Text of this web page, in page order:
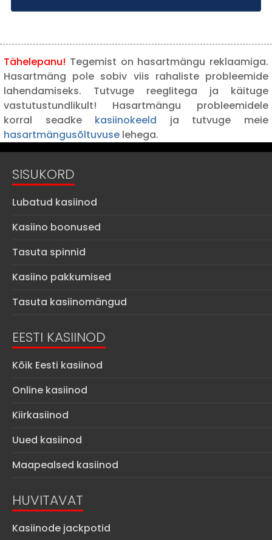
Tähelepanu! Tegemist on hasartmängu reklaamiga.
Hasartmäng pole sobiv viis rahaliste probleemide
lahendamiseks. Tutvuge reeglitega ja käituge
vastutustundlikult! Hasartmängu probleemidele
korral seadke kasiinokeeld ja tutvuge meie
hasartmängusõltuvuse lehega.
SISUKORD
Lubatud kasiinod
Kasiino boonused
Tasuta spinnid
Kasiino pakkumised
Tasuta kasiinomängud
EESTI KASIINOD
Kõik Eesti kasiinod
Online kasiinod
Kiirkasiinod
Uued kasiinod
Maapealsed kasiinod
HUVITAVAT
Kasiinode jackpotid